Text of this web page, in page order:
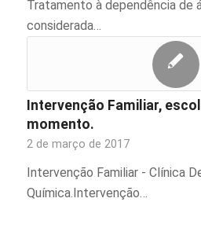
Tratamento à dependência de
considerada…
Intervenção Familiar,
momento.
2 de março de 2017
Intervenção Familiar - Clínica
Química.Intervenção…